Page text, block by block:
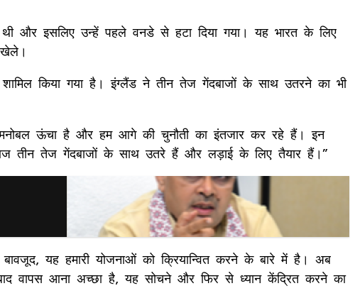
और इसलिए उन्हें पहले वनडे से हटा दिया गया। यह भारत के लिए
किया गया है। इंग्लैंड ने तीन तेज गेंदबाजों के साथ उतरने का भी
ऊंचा है और हम आगे की चुनौती का इंतजार कर रहे हैं। इन
आज तीन तेज गेंदबाजों के साथ उतरे हैं और लड़ाई के लिए तैयार हैं।”
यह हमारी योजनाओं को क्रियान्वित करने के बारे में है। अब
वापस आना अच्छा है, यह सोचने और फिर से ध्यान केंद्रित करने का